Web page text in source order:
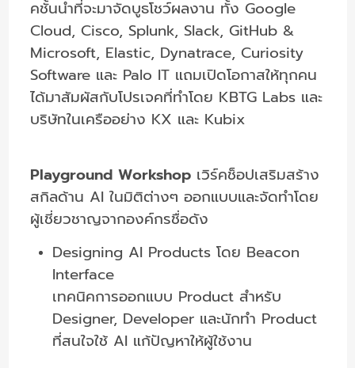
คชั้นนำที่จะมาจัดบูธโชว์ผลงาน ทั้ง Google
Cloud, Cisco, Splunk, Slack, GitHub &
Microsoft, Elastic, Dynatrace, Curiosity
Software และ Palo IT แถมเปิดโอกาสให้ทุกคน
ได้มาสัมผัสกับโปรเจคที่ทำโดย KBTG Labs และ
บริษัทในเครืออย่าง KX และ Kubix
Playground Workshop เวิร์คช็อปเสริมสร้าง
สกิลด้าน AI ในมิติต่างๆ ออกแบบและจัดทำโดย
ผู้เชี่ยวชาญจากองค์กรชื่อดัง
Designing AI Products โดย Beacon
Interface
เทคนิคการออกแบบ Product สำหรับ
Designer, Developer และนักทำ Product
ที่สนใจใช้ AI แก้ปัญหาให้ผู้ใช้งาน